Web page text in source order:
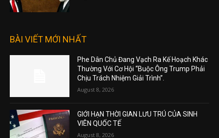
BÀI VIẾT MỚI NHẤT
Phe Dân Chủ Đang Vạch Ra Kế Hoạch Khác
Thường Với Cơ Hội “Buộc Ông Trump Phải
Chịu Trách Nhiệm Giải Trình”.
August 8, 2026
GIỚI HẠN THỜI GIAN LƯU TRÚ CỦA SINH
VIÊN QUỐC TẾ
August 8, 2026